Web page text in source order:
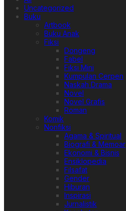
Uncategorized
Buku
Artbook
Buku Anak
Fiksi
Dongeng
Fabel
Fiksi Mini
Kumpulan Cerpen
Naskah Drama
Novel
Novel Grafis
Roman
Komik
Nonfiksi
Agama & Spiritual
Biografi & Memoar
Ekonomi & Bisnis
Ensiklopedia
Filsafat
Gender
Hiburan
Inspirasi
Jurnalistik